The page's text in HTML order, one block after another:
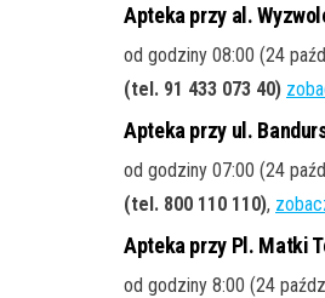
Apteka przy al.
od godziny 08:00 (24
(tel. 91 433 073 40)
Apteka przy ul.
od godziny 07:00 (24
(tel. 800 110 110),
Apteka przy Pl. Matki
od godziny 8:00 (24